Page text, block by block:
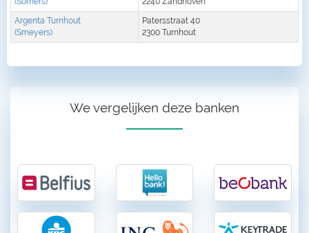
Argenta Turnhout
(Smeyers)
Patersstraat 40
2300 Turnhout
We vergelijken deze banken